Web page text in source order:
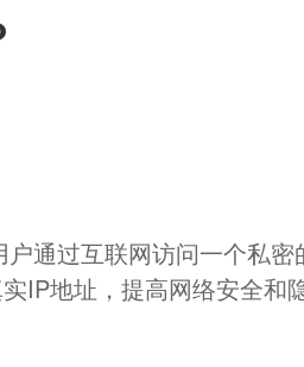
户通过互联网访问一个私
IP地址，提高网络安全和